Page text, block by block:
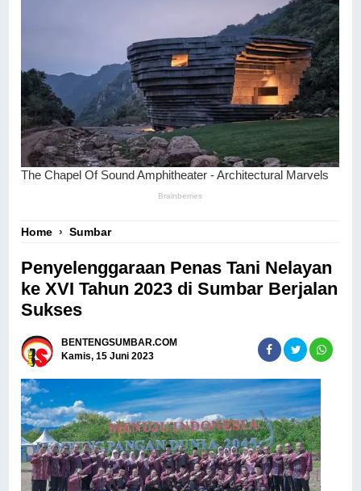
Home ›Sumbar
Penyelenggaraan Penas Tani Nelayan
ke XVI Tahun 2023 di Sumbar Berjalan
Sukses
BENTENGSUMBAR.COM
Kamis, 15 Juni 2023